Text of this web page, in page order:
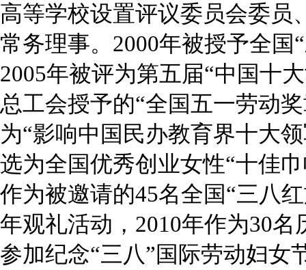
高等学校设置评议委员会委员
常务理事。2000年被授予全国
2005年被评为第五届“中国十
总工会授予的“全国五一劳动
为“影响中国民办教育界十大
选为全国优秀创业女性“十佳
作为被邀请的45名全国“三八
年观礼活动，2010年作为30
参加纪念“三八”国际劳动妇女